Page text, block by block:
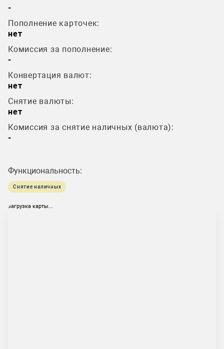
-
Пополнение карточек:
нет
Комиссия за пополнение:
-
Конвертация валют:
нет
Снятие валюты:
нет
Комиссия за снятие наличных (валюта):
-
Функциональность:
Снятие наличных
загрузка карты...